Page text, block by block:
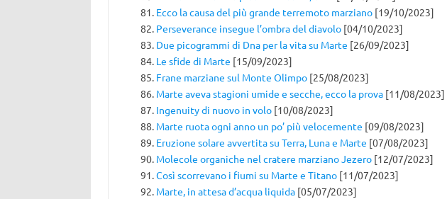
Ecco la causa del più grande terremoto marziano[19/10/2023]
Perseverance insegue l’ombra del diavolo[04/10/2023]
Due picogrammi di Dna per la vita su Marte [26/09/2023]
Le sfide di Marte [15/09/2023]
Frane marziane sul Monte Olimpo[25/08/2023]
Marte aveva stagioni umide e secche, ecco la prova[11/08/2023]
Ingenuity di nuovo in volo[10/08/2023]
Marte ruota ogni anno un po’ più velocemente [09/08/2023]
Eruzione solare avvertita su Terra, Luna e Marte [07/08/2023]
Molecole organiche nel cratere marziano Jezero[12/07/2023]
Così scorrevano i fiumi su Marte e Titano[11/07/2023]
Marte, in attesa d’acqua liquida[05/07/2023]